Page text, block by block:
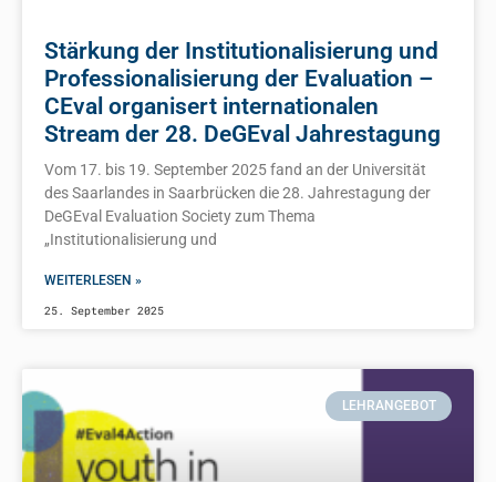
Stärkung der Institutionalisierung und
Professionalisierung der Evaluation –
CEval organisert internationalen
Stream der 28. DeGEval Jahrestagung
Vom 17. bis 19. September 2025 fand an der Universität
des Saarlandes in Saarbrücken die 28. Jahrestagung der
DeGEval Evaluation Society zum Thema
„Institutionalisierung und
WEITERLESEN »
25. September 2025
LEHRANGEBOT